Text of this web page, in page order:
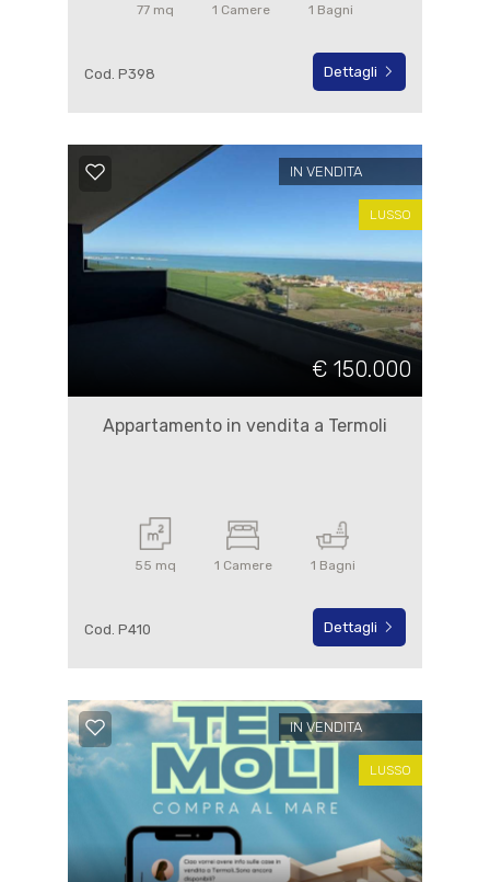
77 mq 1 Camere 1 Bagni
Cod. P398 Dettagli
IN VENDITA
LUSSO
€ 150.000
Appartamento in vendita a Termoli
55 mq 1 Camere 1 Bagni
Cod. P410 Dettagli
IN VENDITA
LUSSO